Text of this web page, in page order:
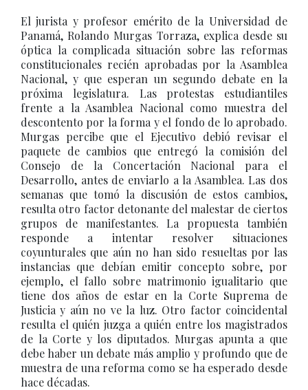
El jurista y profesor emérito de la Universidad de
Panamá, Rolando Murgas Torraza, explica desde su
óptica la complicada situación sobre las reformas
constitucionales recién aprobadas por la Asamblea
Nacional, y que esperan un segundo debate en la
próxima legislatura. Las protestas estudiantiles
frente a la Asamblea Nacional como muestra del
descontento por la forma y el fondo de lo aprobado.
Murgas percibe que el Ejecutivo debió revisar el
paquete de cambios que entregó la comisión del
Consejo de la Concertación Nacional para el
Desarrollo, antes de enviarlo a la Asamblea. Las dos
semanas que tomó la discusión de estos cambios,
resulta otro factor detonante del malestar de ciertos
grupos de manifestantes. La propuesta también
responde a intentar resolver situaciones
coyunturales que aún no han sido resueltas por las
instancias que debían emitir concepto sobre, por
ejemplo, el fallo sobre matrimonio igualitario que
tiene dos años de estar en la Corte Suprema de
Justicia y aún no ve la luz. Otro factor coincidental
resulta el quién juzga a quién entre los magistrados
de la Corte y los diputados. Murgas apunta a que
debe haber un debate más amplio y profundo que de
muestra de una reforma como se ha esperado desde
hace décadas.